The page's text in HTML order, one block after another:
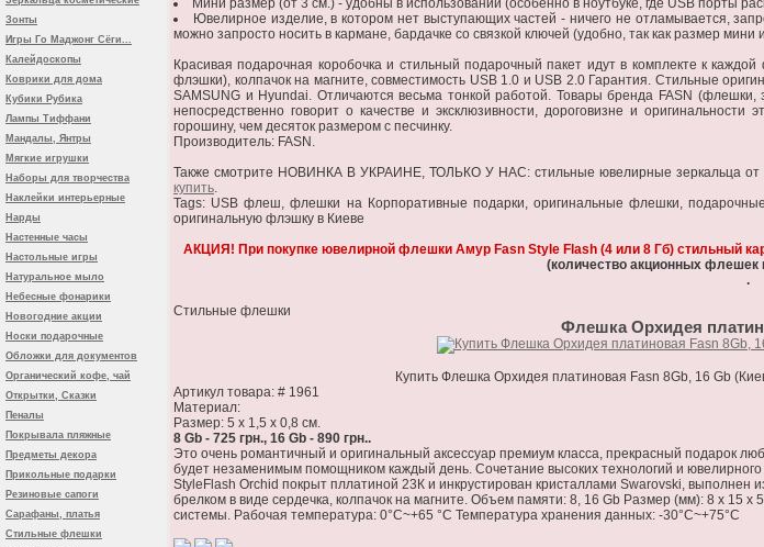
Зонты
Игры Го Маджонг Сёги...
Калейдоскопы
Коврики для дома
Кубики Рубика
Лампы Тиффани
Мандалы, Янтры
Мягкие игрушки
Наборы для творчества
Наклейки интерьерные
Нарды
Настенные часы
Настольные игры
Натуральное мыло
Небесные фонарики
Новогодние акции
Носки подарочные
Обложки для документов
Органический кофе, чай
Открытки, Сказки
Пеналы
Покрывала пляжные
Предметы декора
Прикольные подарки
Резиновые сапоги
Сарафаны, платья
Стильные флешки
Мини размер (от 3 см.) - удобны в использовании (особенно в ноутбуке, где USB порты
Ювелирное изделие, в котором нет выступающих частей - ничего не отламывается,
можно запросто носить в кармане, бардачке со связкой ключей (удобно, так как размер
Красивая подарочная коробочка и стильный подарочный пакет идут в комплекте к
флэшки), колпачок на магните, совместимость USB 1.0 и USB 2.0 Гарантия. Стильные
SAMSUNG и Hyundai. Отличаются весьма тонкой работой. Товары бренда FASN
непосредственно говорит о качестве и эксклюзивности, дороговизне и
горошину, чем десяток размером с песчинку.
Производитель: FASN.
Также смотрите НОВИНКА В УКРАИНЕ, ТОЛЬКО У НАС: стильные ювелирные зеркальца от
купить.
Tags: USB флеш, флешки на Корпоративные подарки, оригинальные флешки,
оригинальную флэшку в Киеве
АКЦИЯ! При покупке ювелирной флешки Амур Fasn Style Flash (4 или 8 Гб) стильный
(количество акционных флешек
.
Стильные флешки
Флешка Орхидея
Купить Флешка Орхидея платиновая Fasn 8Gb, 16 Gb
Артикул товара: # 1961
Материал:
Размер: 5 x 1,5 x 0,8 см.
8 Gb - 725 грн., 16 Gb - 890 грн..
Это очень романтичный и оригинальный аксессуар премиум класса, прекрасный подарок
будет незаменимым помощником каждый день. Сочетание высоких технологий и
StyleFlash Orchid покрыт пллатиной 23К и инкрустирован кристаллами Swarovski, выполнен
брелком в виде сердечка, колпачок на магните. Объем памяти: 8, 16 Gb Размер (мм): 8 х 15
системы. Рабочая температура: 0°C~+65 °C Температура хранения данных: -30°C~+75°C